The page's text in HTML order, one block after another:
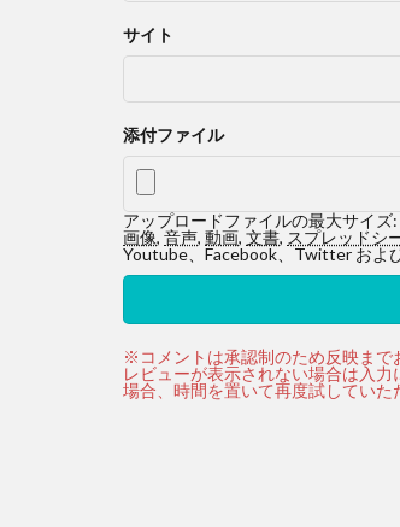
サイト
添付ファイル
アップロードファイルの最大サイズ:
画像, 音声, 動画, 文書, スプレッドシ
Youtube、Facebook、Twitter およ